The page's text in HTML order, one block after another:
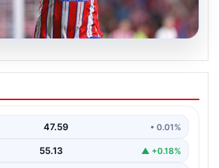
Yarışında Fenerbahçe
Mücadelesi
Süper Lig’in iki büyük devi,…
47.59 • 0.01%
55.13 ▲ +0.18%